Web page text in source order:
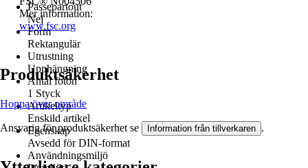
Passepartout
Nej
Form
Rektangulär
Utrustning
Upphängning
Antal foton
1 Styck
Artikeltyp
Enskild artikel
Egenskap
Avsedd för DIN-format
Användningsmiljö
Mer information:
www.fsc.org
Produktsäkerhet
Hoppa över område
Ansvarig för produktsäkerhet se Information från tillverkaren .